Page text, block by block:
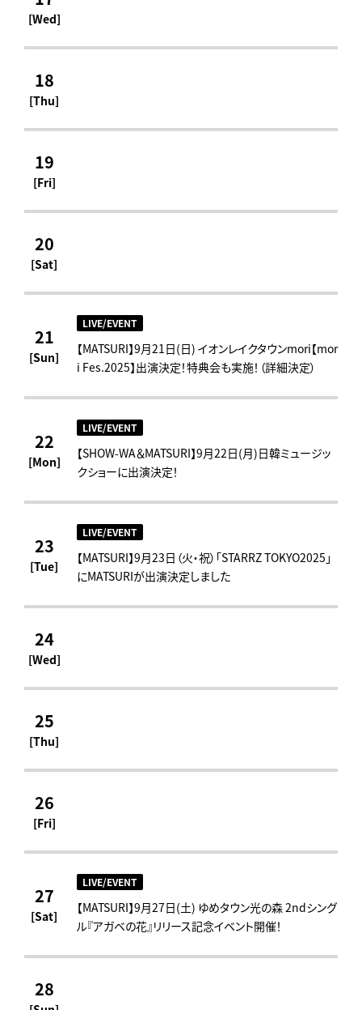
[Wed]
18
[Thu]
19
[Fri]
20
[Sat]
21
[Sun]
LIVE/EVENT
【MATSURI】9月21日(日) イオンレイクタウンmori【mor
i Fes.2025】出演決定！特典会も実施！（詳細決定）
22
[Mon]
LIVE/EVENT
【SHOW-WA＆MATSURI】9月22日(月)日韓ミュージッ
クショーに出演決定！
23
[Tue]
LIVE/EVENT
【MATSURI】9月23日（火・祝）「STARRZ TOKYO2025」
にMATSURIが出演決定しました
24
[Wed]
25
[Thu]
26
[Fri]
27
[Sat]
LIVE/EVENT
【MATSURI】9月27日(土) ゆめタウン光の森 2ndシング
ル『アガベの花』リリース記念イベント開催！
28